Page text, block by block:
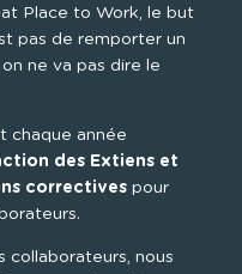
Place to Work, le but
pas de remporter un
ne va pas dire le
chaque année
des Extiens et
correctives pour
collaborateurs, nous